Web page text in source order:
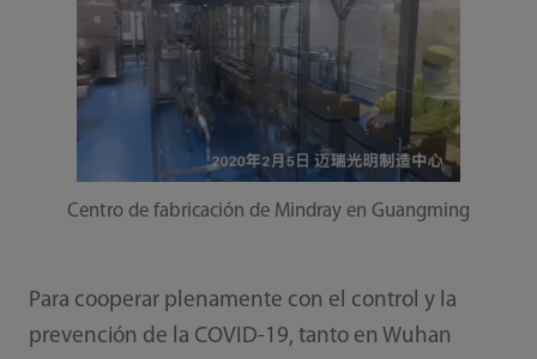
Centro de fabricación de Mindray en Guangming
Para cooperar plenamente con el control y la
prevención de la COVID-19, tanto en Wuhan